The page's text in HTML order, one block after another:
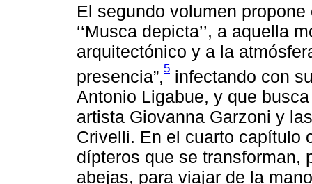
El segundo volumen
‘‘Musca depicta’’, a aquella
arquitectónico y a la
presencia”,5 infectando con
Antonio Ligabue, y que
artista Giovanna Garzoni y
Crivelli. En el cuarto capítulo
dípteros que se transforman,
abejas, para viajar de la